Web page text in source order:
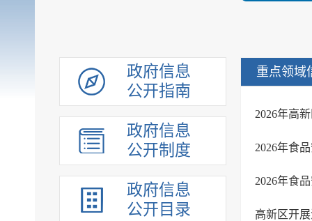
政府信息
公开指南
政府信息
公开制度
政府信息
公开目录
重点领域
2026年高
2026年食
2026年食
高新区开